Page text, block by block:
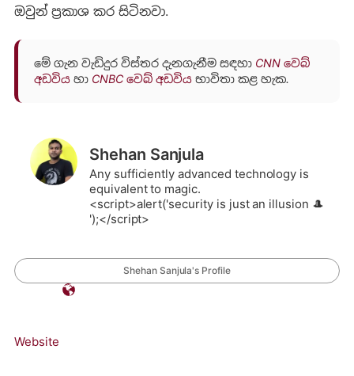
ඔවුන් ප්‍රකාශ කර සිටිනවා.
මේ ගැන වැඩිදුර විස්තර දැනගැනීම සඳහා CNN වෙබ්
අඩවියහා CNBC වෙබ් අඩවියභාවිතා කළ හැක.
Shehan Sanjula
Any sufficiently advanced technology is
equivalent to magic.
<script>alert('security is just an illusion 🎩
');</script>
Shehan Sanjula's Profile
Website